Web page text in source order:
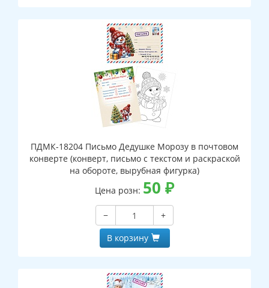
ПДМК-18204 Письмо Дедушке Морозу в почтовом
конверте (конверт, письмо с текстом и раскраской
на обороте, вырубная фигурка)
Цена розн: 50 ₽
−
+
В корзину